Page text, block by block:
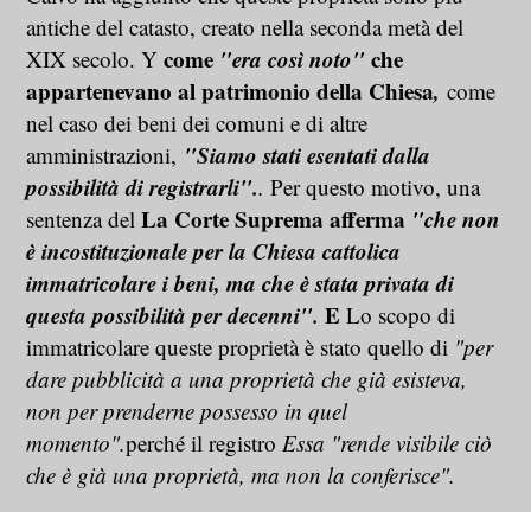
antiche del catasto, creato nella seconda metà del
XIX secolo. Ycome "era così noto" che
appartenevano al patrimonio della Chiesa, come
nel caso dei beni dei comuni e di altre
amministrazioni, "Siamo stati esentati dalla
possibilità di registrarli".. Per questo motivo, una
sentenza delLa Corte Suprema afferma "che non
è incostituzionale per la Chiesa cattolica
immatricolare i beni, ma che è stata privata di
questa possibilità per decenni". E Lo scopo di
immatricolare queste proprietà è stato quello di "per
dare pubblicità a una proprietà che già esisteva,
non per prenderne possesso in quel
momento".perché il registro Essa "rende visibile ciò
che è già una proprietà, ma non la conferisce".